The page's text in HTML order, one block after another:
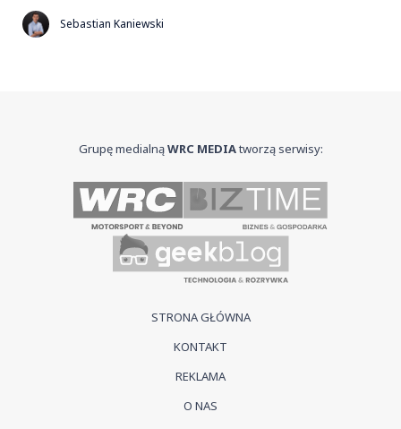
Sebastian Kaniewski
Grupę medialnąWRC MEDIAtworzą serwisy:
STRONA GŁÓWNA
KONTAKT
REKLAMA
O NAS